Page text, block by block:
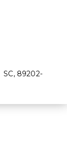
SC, 89202-